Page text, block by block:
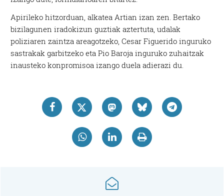
Apirileko hitzorduan, alkatea Artian izan zen. Bertako
bizilagunen iradokizun guztiak aztertuta, udalak
poliziaren zaintza areagotzeko, Cesar Figuerido inguruko
sastrakak garbitzeko eta Pio Baroja inguruko zuhaitzak
inausteko konpromisoa izango duela adierazi du.